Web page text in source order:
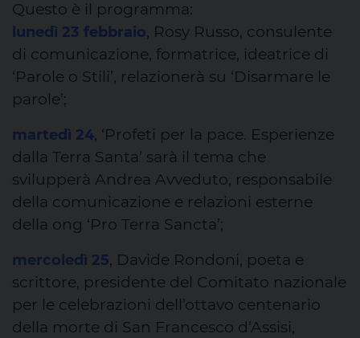
Questo è il programma:
lunedì 23 febbraio, Rosy Russo, consulente
di comunicazione, formatrice, ideatrice di
‘Parole o Stili’, relazionerà su ‘Disarmare le
parole’;
martedì 24, ‘Profeti per la pace. Esperienze
dalla Terra Santa’ sarà il tema che
svilupperà Andrea Avveduto, responsabile
della comunicazione e relazioni esterne
della ong ‘Pro Terra Sancta’;
mercoledì 25, Davide Rondoni, poeta e
scrittore, presidente del Comitato nazionale
per le celebrazioni dell’ottavo centenario
della morte di San Francesco d’Assisi,